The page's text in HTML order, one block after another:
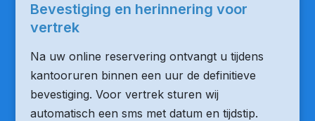
Bevestiging en herinnering voor
vertrek
Na uw online reservering ontvangt u tijdens
kantooruren binnen een uur de definitieve
bevestiging. Voor vertrek sturen wij
automatisch een sms met datum en tijdstip.